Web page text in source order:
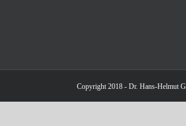
Copyright 2018 - Dr. Hans-Helmut